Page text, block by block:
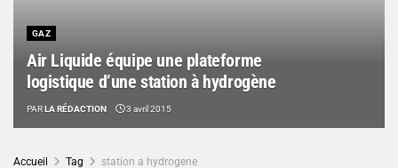
GAZ
Air Liquide équipe une plateforme
logistique d’une station à hydrogène
PARLA RÉDACTION 3 avril 2015
Accueil Tag station a hydrogene